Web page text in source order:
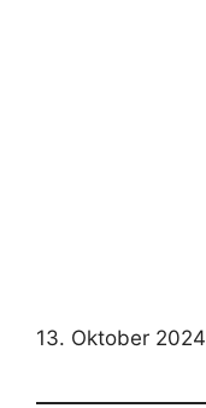
13. Oktober 2024